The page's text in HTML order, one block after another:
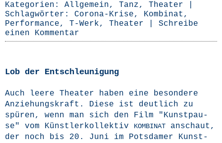
Kategorien: Allgemein, Tanz, Theater
Schlagwörter: Corona-Krise, Kombinat ,
Performance, T-Werk, Theater
Schreibe
einen Kommentar
Lob der Entschleunigung
Auch lee­re Thea­ter haben eine beson­de­re
Anzie­hungs­kraft. Die­se ist deut­lich zu
spü­ren, wenn man sich den Film "Kunst­pau­
se" vom Künst­ler­kol­lek­tiv
KOMBINAT anschaut,
der noch bis 20. Juni im Pots­da­mer Kunst­